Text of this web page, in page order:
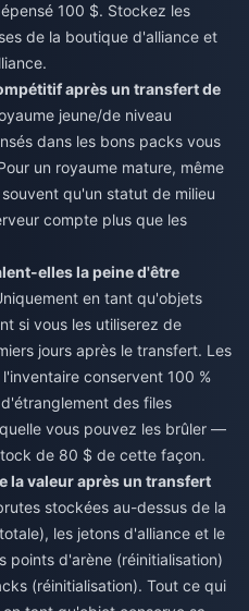
100 $. Stockez les
de la boutique d'alliance et
après un transfert de
jeune/de niveau
dans les bons packs vous
un royaume mature, même
qu'un statut de milieu
compte plus que les
elles la peine d'être
en tant qu'objets
si vous les utiliserez de
jours après le transfert. Les
conservent 100 %
des files
vous pouvez les brûler —
de 80 $ de cette façon.
la valeur après un transfert
stockées au-dessus de la
les jetons d'alliance et le
points d'arène (réinitialisation)
(réinitialisation). Tout ce qui